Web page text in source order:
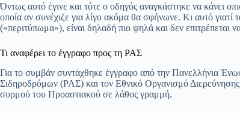
Όντως αυτό έγινε και τότε ο οδηγός αναγκάστηκε να κάνει
οποία αν συνέχιζε για λίγο ακόμα θα σφήνωνε. Κι αυτό
(«περιτύπωμα»), είναι δηλαδή πιο ψηλά και δεν επιτρέπεται
Τι αναφέρει το έγγραφο προς τη ΡΑΣ
Για το συμβάν συντάχθηκε έγγραφο από την Πανελλήνια
Σιδηροδρόμων (ΡΑΣ) και τον Εθνικό Οργανισμό
συρμού του Προαστιακού σε λάθος γραμμή.